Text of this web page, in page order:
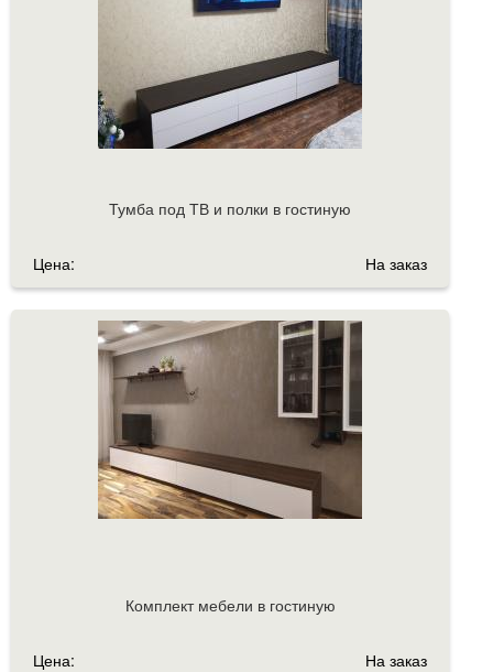
Тумба под ТВ и полки в гостиную
Цена: На заказ
Комплект мебели в гостиную
Цена: На заказ